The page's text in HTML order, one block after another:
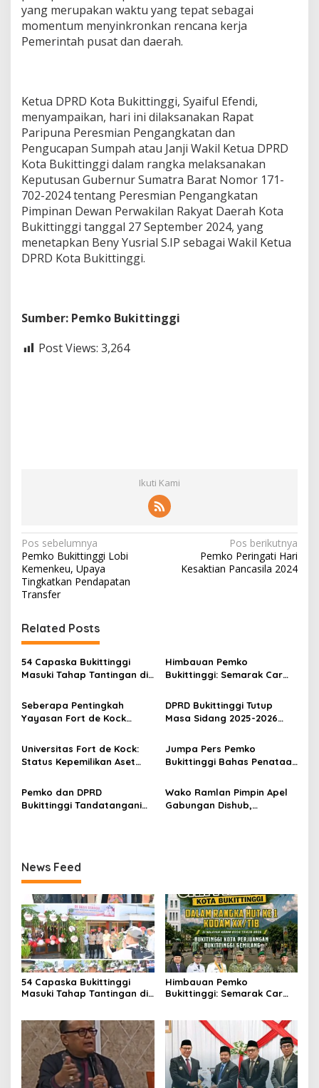
yang merupakan waktu yang tepat sebagai
momentum menyinkronkan rencana kerja
Pemerintah pusat dan daerah.
Ketua DPRD Kota Bukittinggi, Syaiful Efendi,
menyampaikan, hari ini dilaksanakan Rapat
Paripuna Peresmian Pengangkatan dan
Pengucapan Sumpah atau Janji Wakil Ketua DPRD
Kota Bukittinggi dalam rangka melaksanakan
Keputusan Gubernur Sumatra Barat Nomor 171-
702-2024 tentang Peresmian Pengangkatan
Pimpinan Dewan Perwakilan Rakyat Daerah Kota
Bukittinggi tanggal 27 September 2024, yang
menetapkan Beny Yusrial S.IP sebagai Wakil Ketua
DPRD Kota Bukittinggi.
Sumber: Pemko Bukittinggi
Post Views: 3,264
Ikuti Kami
N
a
v
i
g
a
s
i
p
o
s
Pos sebelumnya
Pemko Bukittinggi Lobi
Kemenkeu, Upaya
Tingkatkan Pendapatan
Transfer
Pos berikutnya
Pemko Peringati Hari
Kesaktian Pancasila 2024
Related Posts
54 Capaska Bukittinggi
Masuki Tahap Tantingan di
Himbauan Pemko
Bukittinggi: Semarak Car
HUT ke I Komando Daerah
Militer (KODAM) XX/Tuanku
Imam Bonjol
Seberapa Pentingkah
Yayasan Fort de Kock
Perekonomian Masyarakat
Jam Gadang?
DPRD Bukittinggi Tutup
Masa Sidang 2025-2026
2026-2027, Wako Ramlan
Beri Apresiasi
Universitas Fort de Kock:
Status Kepemilikan Aset
Milik Yayasan Berdasarkan
Putusan Mahkamah Agung
Nomor 2108/K/Pdt/2022
Jumpa Pers Pemko
Bukittinggi Bahas Penataan
Kampus UFDK
Pemko dan DPRD
Bukittinggi Tandatangani
Wako Ramlan Pimpin Apel
Gabungan Dishub,
News Feed
54 Capaska Bukittinggi
Masuki Tahap Tantingan di
Himbauan Pemko
Bukittinggi: Semarak Car
Militer (KODAM) XX/Tuanku
Imam Bonjol